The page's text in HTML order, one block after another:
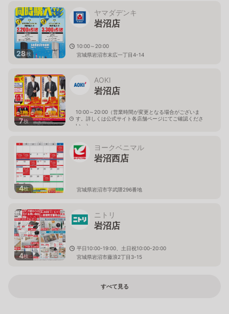
28枚
ヤマダデンキ
岩沼店
10:00～20:00
宮城県岩沼市末広一丁目4-14
7枚
AOKI
岩沼店
10:00～20:00（営業時間が変更となる場合がございま
す。詳しくは公式サイト各店舗ページにてご確認くださ
い。）
4枚
ヨークベニマル
岩沼西店
宮城県岩沼市字武隈296番地
4枚
ニトリ
岩沼店
平日10:00-19:00、土日祝10:00-20:00
宮城県岩沼市藤浪2丁目3-15
すべて見る